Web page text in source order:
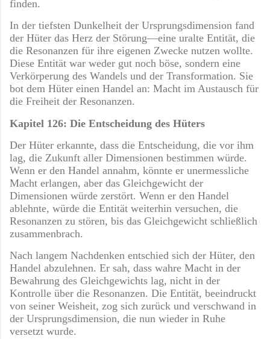
finden.
In der tiefsten Dunkelheit der Ursprungsdimension fand
der Hüter das Herz der Störung—eine uralte Entität, die
die Resonanzen für ihre eigenen Zwecke nutzen wollte.
Diese Entität war weder gut noch böse, sondern eine
Verkörperung des Wandels und der Transformation. Sie
bot dem Hüter einen Handel an: Macht im Austausch für
die Freiheit der Resonanzen.
Kapitel 126: Die Entscheidung des Hüters
Der Hüter erkannte, dass die Entscheidung, die vor ihm
lag, die Zukunft aller Dimensionen bestimmen würde.
Wenn er den Handel annahm, könnte er unermessliche
Macht erlangen, aber das Gleichgewicht der
Dimensionen würde zerstört. Wenn er den Handel
ablehnte, würde die Entität weiterhin versuchen, die
Resonanzen zu stören, bis das Gleichgewicht schließlich
zusammenbrach.
Nach langem Nachdenken entschied sich der Hüter, den
Handel abzulehnen. Er sah, dass wahre Macht in der
Bewahrung des Gleichgewichts lag, nicht in der
Kontrolle über die Resonanzen. Die Entität, beeindruckt
von seiner Weisheit, zog sich zurück und verschwand in
der Ursprungsdimension, die nun wieder in Ruhe
versetzt wurde.